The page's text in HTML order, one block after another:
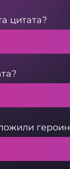
цитата?